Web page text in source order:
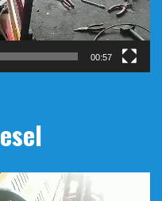
, Phường Bình
, Việt Nam